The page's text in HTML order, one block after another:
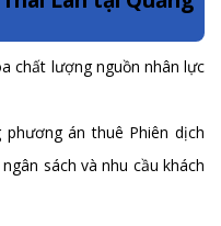
chất lượng nguồn nhân lực
án thuê Phiên dịch
sách và nhu cầu khách